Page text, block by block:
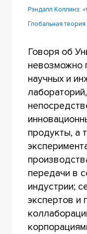
Рэндалл Коллинз:
Глобальная
Говоря об
невозможно
научных и
продукты, а
передачи в
индустрии;
экспертов и